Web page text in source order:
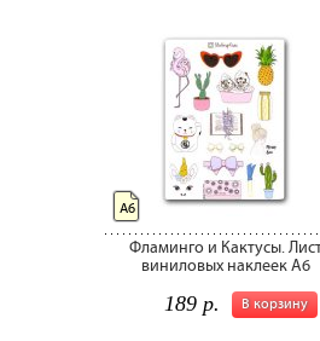
Фламинго и Кактусы.
виниловых наклеек А6
В корзину
189 р.
А6